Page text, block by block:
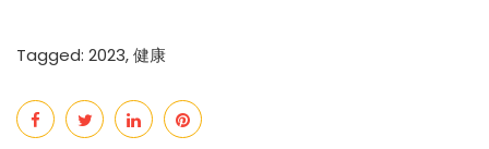
Tagged: 2023,健康